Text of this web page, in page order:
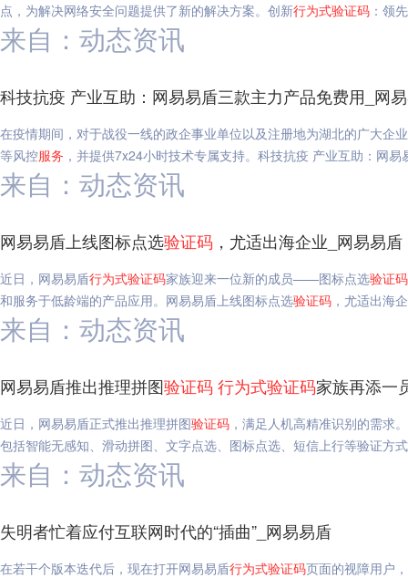
点，为解决网络安全问题提供了新的解决方案。创新行为式验证码 ：领
来自：动态资讯
科技抗疫 产业互助：网易易盾三款主力产品免费用_网
在疫情期间，对于战役一线的政企事业单位以及注册地为湖北的广大企
等风控服务 ，并提供7x24小时技术专属支持。科技抗疫 产业互助：网
来自：动态资讯
网易易盾上线图标点选验证码 ，尤适出海企业_网易易盾
近日，网易易盾行为式验证码家族迎来一位新的成员——图标点选验证码
和服务于低龄端的产品应用。网易易盾上线图标点选验证码 ，尤适出海
来自：动态资讯
网易易盾推出推理拼图验证码 行为式验证码家族再添一
近日，网易易盾正式推出推理拼图验证码 ，满足人机高精准识别的需求
包括智能无感知、滑动拼图、文字点选、图标点选、短信上行等验证方
来自：动态资讯
失明者忙着应付互联网时代的“插曲”_网易易盾
在若干个版本迭代后，现在打开网易易盾行为式验证码页面的视障用户